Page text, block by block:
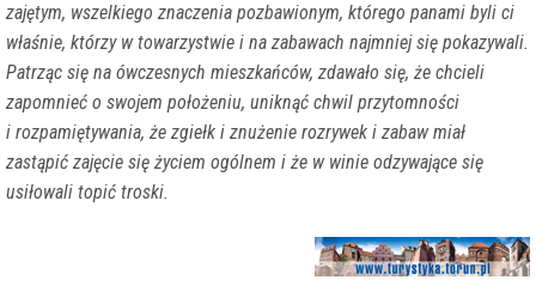
zajętym, wszelkiego znaczenia pozbawionym, którego panami byli ci
właśnie, którzy w towarzystwie i na zabawach najmniej się pokazywali.
Patrząc się na ówczesnych mieszkańców, zdawało się, że chcieli
zapomnieć o swojem położeniu, uniknąć chwil przytomności
i rozpamiętywania, że zgiełk i znużenie rozrywek i zabaw miał
zastąpić zajęcie się życiem ogólnem i że w winie odzywające się
usiłowali topić troski.